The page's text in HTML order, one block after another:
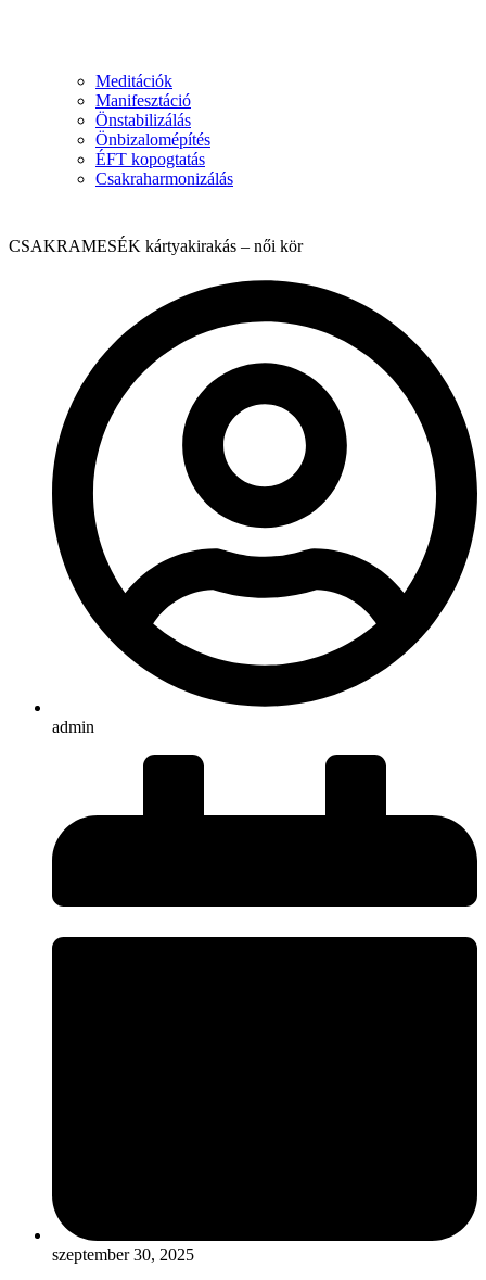
Meditációk
Manifesztáció
Önstabilizálás
Önbizalomépítés
ÉFT kopogtatás
Csakraharmonizálás
CSAKRAMESÉK kártyakirakás – női kör
admin
szeptember 30, 2025